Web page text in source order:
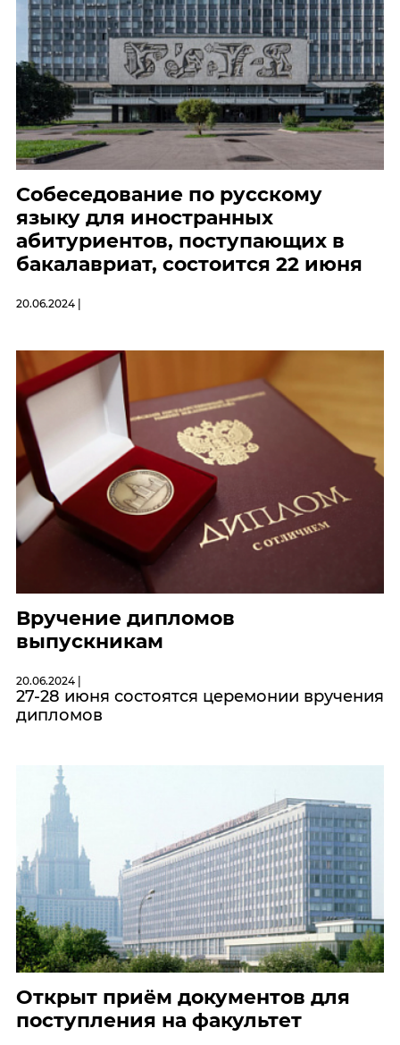
Собеседование по русскому
языку для иностранных
абитуриентов, поступающих в
бакалавриат, состоится 22 июня
20.06.2024 |
Вручение дипломов
выпускникам
20.06.2024 |
27-28 июня состоятся церемонии вручения
дипломов
Открыт приём документов для
поступления на факультет